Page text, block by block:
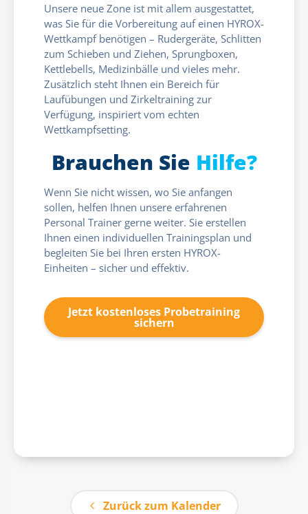
Unsere neue Zone ist mit allem ausgestattet,
was Sie für die Vorbereitung auf einen HYROX-
Wettkampf benötigen – Rudergeräte, Schlitten
zum Schieben und Ziehen, Sprungboxen,
Kettlebells, Medizinbälle und vieles mehr.
Zusätzlich steht Ihnen ein Bereich für
Laufübungen und Zirkeltraining zur
Verfügung, inspiriert vom echten
Wettkampfsetting.
Brauchen Sie Hilfe?
Wenn Sie nicht wissen, wo Sie anfangen
sollen, helfen Ihnen unsere erfahrenen
Personal Trainer gerne weiter. Sie erstellen
Ihnen einen individuellen Trainingsplan und
begleiten Sie bei Ihren ersten HYROX-
Einheiten – sicher und effektiv.
Jetzt kostenloses Probetraining
sichern
Zurück zum Kalender